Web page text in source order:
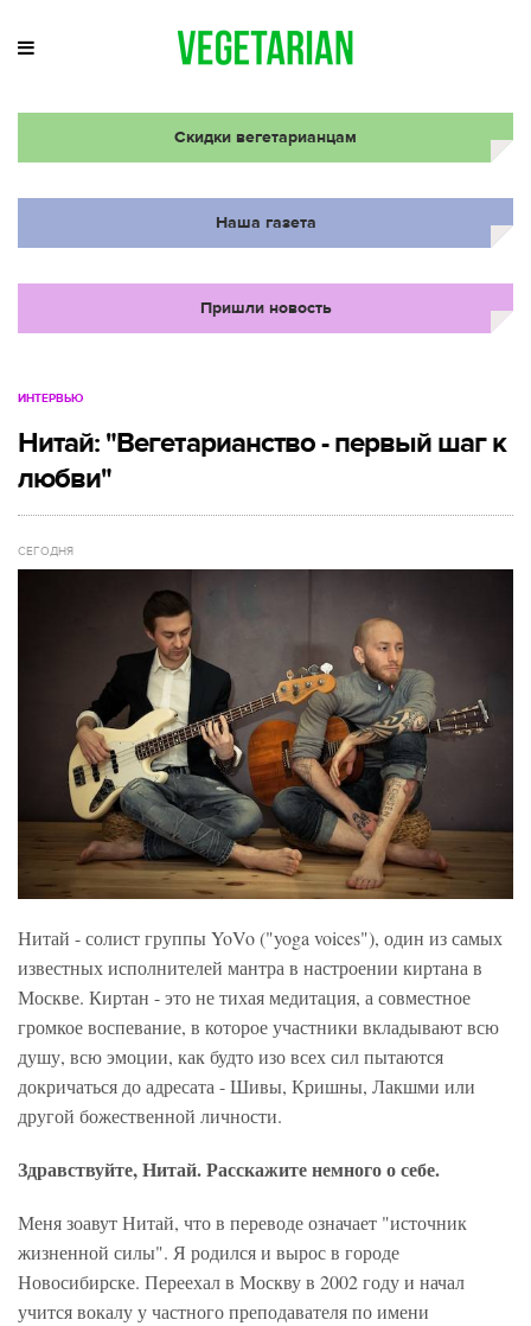
Скидки вегетарианцам
Наша газета
Пришли новость
ИНТЕРВЬЮ
Нитай: "Вегетарианство - первый шаг к
любви"
СЕГОДНЯ
Нитай - солист группы YoVo ("yoga voices"), один из самых
известных исполнителей мантра в настроении киртана в
Москве. Киртан - это не тихая медитация, а совместное
громкое воспевание, в которое участники вкладывают всю
душу, всю эмоции, как будто изо всех сил пытаются
докричаться до адресата - Шивы, Кришны, Лакшми или
другой божественной личности.
Здравствуйте, Нитай. Расскажите немного о себе.
Меня зоавут Нитай, что в переводе означает "источник
жизненной силы". Я родился и вырос в городе
Новосибирске. Переехал в Москву в 2002 году и начал
учится вокалу у частного преподавателя по имени